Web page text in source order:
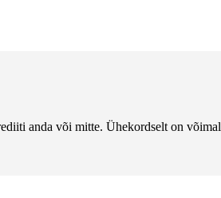
anda või mitte. Ühekordselt on